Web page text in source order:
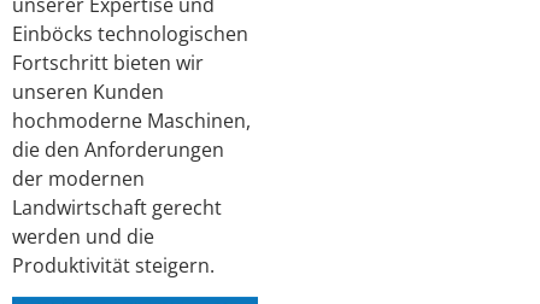
Einböcks technologischen
Fortschritt bieten wir
unseren Kunden
hochmoderne Maschinen,
die den Anforderungen
der modernen
Landwirtschaft gerecht
werden und die
Produktivität steigern.